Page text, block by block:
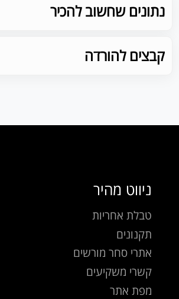
נתונים שחשוב להכיר
קבצים להורדה
ניווט מהיר
טבלת אחריות
תקנונים
אתרי סחר מורשים
קשרי משקיעים
מפת אתר